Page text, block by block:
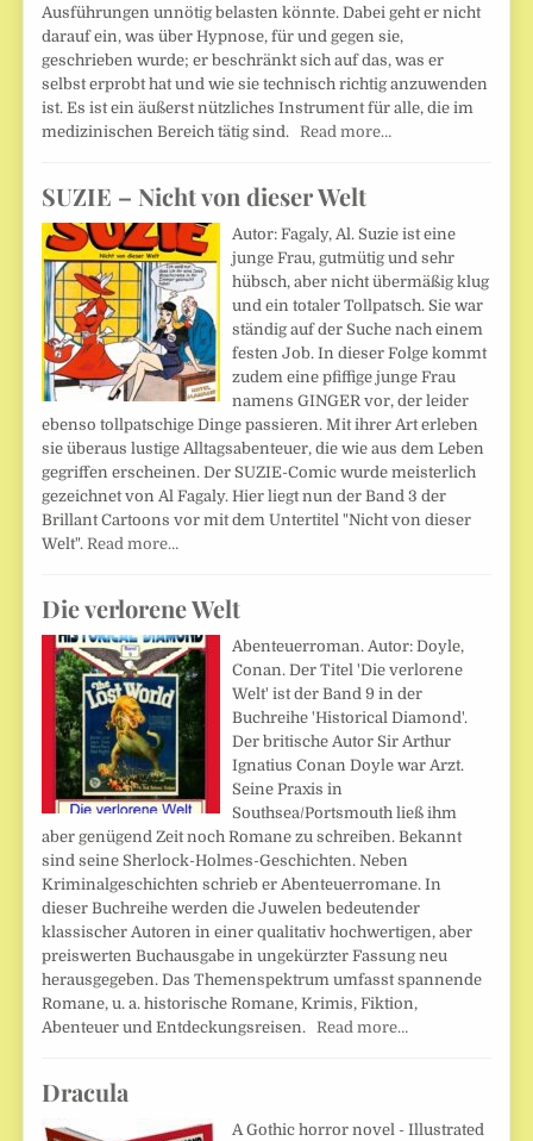
Ausführungen unnötig belasten könnte. Dabei geht er nicht
darauf ein, was über Hypnose, für und gegen sie,
geschrieben wurde; er beschränkt sich auf das, was er
selbst erprobt hat und wie sie technisch richtig anzuwenden
ist. Es ist ein äußerst nützliches Instrument für alle, die im
medizinischen Bereich tätig sind.Read more…
SUZIE – Nicht von dieser Welt
Autor: Fagaly, Al. Suzie ist eine
junge Frau, gutmütig und sehr
hübsch, aber nicht übermäßig klug
und ein totaler Tollpatsch. Sie war
ständig auf der Suche nach einem
festen Job. In dieser Folge kommt
zudem eine pfiffige junge Frau
namens GINGER vor, der leider
ebenso tollpatschige Dinge passieren. Mit ihrer Art erleben
sie überaus lustige Alltagsabenteuer, die wie aus dem Leben
gegriffen erscheinen. Der SUZIE-Comic wurde meisterlich
gezeichnet von Al Fagaly. Hier liegt nun der Band 3 der
Brillant Cartoons vor mit dem Untertitel "Nicht von dieser
Welt".Read more…
Die verlorene Welt
Abenteuerroman. Autor: Doyle,
Conan. Der Titel 'Die verlorene
Welt' ist der Band 9 in der
Buchreihe 'Historical Diamond'.
Der britische Autor Sir Arthur
Ignatius Conan Doyle war Arzt.
Seine Praxis in
Southsea/Portsmouth ließ ihm
aber genügend Zeit noch Romane zu schreiben. Bekannt
sind seine Sherlock-Holmes-Geschichten. Neben
Kriminalgeschichten schrieb er Abenteuerromane. In
dieser Buchreihe werden die Juwelen bedeutender
klassischer Autoren in einer qualitativ hochwertigen, aber
preiswerten Buchausgabe in ungekürzter Fassung neu
herausgegeben. Das Themenspektrum umfasst spannende
Romane, u. a. historische Romane, Krimis, Fiktion,
Abenteuer und Entdeckungsreisen.Read more…
Dracula
A Gothic horror novel - Illustrated